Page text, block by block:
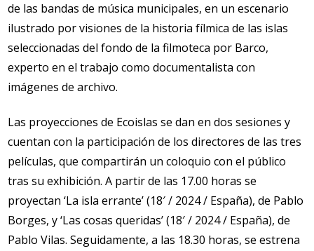
de las bandas de música municipales, en un escenario
ilustrado por visiones de la historia fílmica de las islas
seleccionadas del fondo de la filmoteca por Barco,
experto en el trabajo como documentalista con
imágenes de archivo.
Las proyecciones de Ecoislas se dan en dos sesiones y
cuentan con la participación de los directores de las tres
películas, que compartirán un coloquio con el público
tras su exhibición. A partir de las 17.00 horas se
proyectan ‘La isla errante’ (18′ / 2024 / España), de Pablo
Borges, y ‘Las cosas queridas’ (18′ / 2024 / España), de
Pablo Vilas. Seguidamente, a las 18.30 horas, se estrena